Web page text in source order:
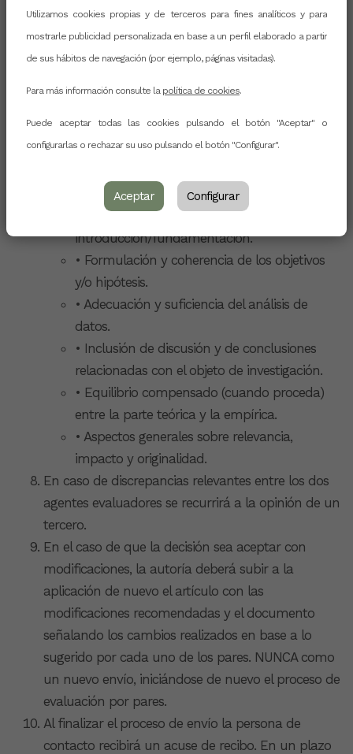
Asignar un código identificativo al original.
Seleccionar jueces expertos de la base de
revisores/as con que cuenta la revista.
De esta forma se desconoce cualquier
conjunto de descriptores sobre su contenido.
Para la evaluación por pares de los artículos se
• Contenido científico y rigor metodológico.
• Actualidad y relevancia de la
introducción/fundamentación.
• Formulación y coherencia de los objetivos
y/o hipótesis.
• Adecuación y suficiencia del análisis de
datos.
• Inclusión de discusión y de conclusiones
relacionadas con el objeto de investigación.
• Equilibrio compensado (cuando proceda)
entre la parte teórica y la empírica.
• Aspectos generales sobre relevancia,
impacto y originalidad.
En caso de discrepancias relevantes entre los dos
agentes evaluadores se recurrirá a la opinión de un
tercero.
En el caso de que la decisión sea aceptar con
modificaciones, la autoría deberá subir a la
aplicación de nuevo el artículo con las
modificaciones recomendadas y el documento
señalando los cambios realizados en base a lo
sugerido por cada uno de los pares. NUNCA como
un nuevo envío, iniciándose de nuevo el proceso de
evaluación por pares.
Al finalizar el proceso de envío la persona de
contacto recibirá un acuse de recibo. En un plazo
Utilizamos cookies propias y de terceros para fines analíticos y para
mostrarle publicidad personalizada en base a un perfil elaborado a partir
de sus hábitos de navegación (por ejemplo, páginas visitadas).
Para más información consulte la política de cookies.
Puede aceptar todas las cookies pulsando el botón "Aceptar" o
configurarlas o rechazar su uso pulsando el botón "Configurar".
Aceptar Configurar